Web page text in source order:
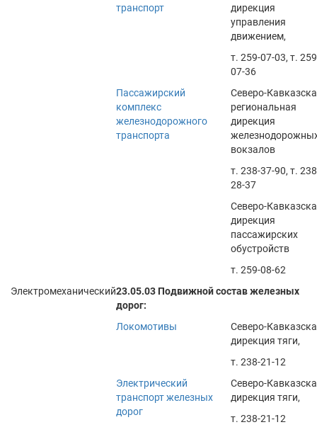
транспорт
дирекция
управления
движением,
т. 259-07-03, т.
07-36
Пассажирский
комплекс
железнодорожного
транспорта
Северо-
региональная
дирекция
вокзалов
т. 238-37-90, т.
28-37
Северо-
дирекция
пассажирских
обустройств
т. 259-08-62
Электромеханический23.05.03 Подвижной состав железных
дорог:
Локомотивы
Северо-
дирекция тяги,
т. 238-21-12
Электрический
транспорт железных
дорог
Северо-
дирекция тяги,
т. 238-21-12